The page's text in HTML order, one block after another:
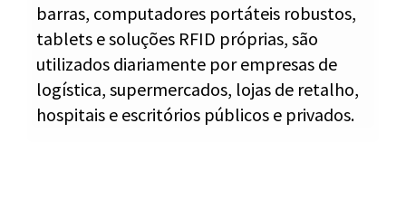
barras, computadores portáteis robustos,
tablets e soluções RFID próprias, são
utilizados diariamente por empresas de
logística, supermercados, lojas de retalho,
hospitais e escritórios públicos e privados.